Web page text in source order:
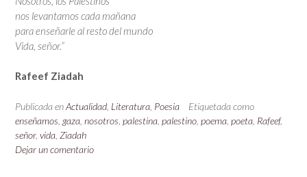
nos levantamos cada mañana
para enseñarle al resto del mundo
Vida, señor.”
Rafeef Ziadah
Publicada enActualidad Literatura Poesia
Etiquetada como
enseñamos gaza nosotros palestina palestino poema poeta Rafeef,
señor, vida Ziadah
Dejar un comentario